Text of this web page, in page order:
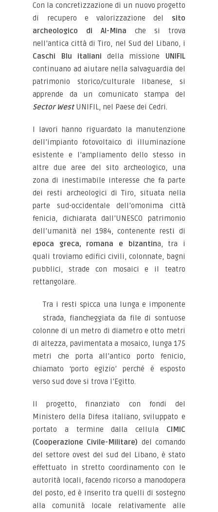
Con la concretizzazione di un nuovo progetto
di recupero e valorizzazione del sito
archeologico di Al-Mina che si trova
nell’antica città di Tiro, nel Sud del Libano, i
Caschi Blu italiani della missione UNIFIL
continuano ad aiutare nella salvaguardia del
patrimonio storico/culturale libanese, si
apprende da un comunicato stampa del
Sector West UNIFIL, nel Paese dei Cedri.
I lavori hanno riguardato la manutenzione
dell’impianto fotovoltaico di illuminazione
esistente e l’ampliamento dello stesso in
altre due aree del sito archeologico, una
zona di inestimabile interesse che fa parte
dei resti archeologici di Tiro, situata nella
parte sud-occidentale dell’omonima città
fenicia, dichiarata dall’UNESCO patrimonio
dell’umanità nel 1984, contenente resti di
epoca greca, romana e bizantina, tra i
quali troviamo edifici civili, colonnate, bagni
pubblici, strade con mosaici e il teatro
rettangolare.
Tra i resti spicca una lunga e imponente
strada, fiancheggiata da file di sontuose
colonne di un metro di diametro e otto metri
di altezza, pavimentata a mosaico, lunga 175
metri che porta all’antico porto fenicio,
chiamato ‘porto egizio’ perché è esposto
verso sud dove si trova l’Egitto.
Il progetto, finanziato con fondi del
Ministero della Difesa italiano, sviluppato e
portato a termine dalla cellula CIMIC
(Cooperazione Civile-Militare) del comando
del settore ovest del sud del Libano, è stato
effettuato in stretto coordinamento con le
autorità locali, facendo ricorso a manodopera
del posto, ed è inserito tra quelli di sostegno
alla comunità locale relativamente alle